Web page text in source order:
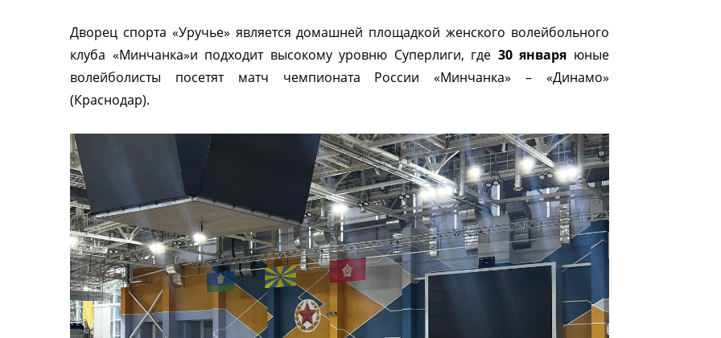
Дворец спорта «Уручье» является домашней площадкой женского волейбольного
клуба «Минчанка»и подходит высокому уровню Суперлиги, где 30 января юные
волейболисты посетят матч чемпионата России «Минчанка» – «Динамо»
(Краснодар).